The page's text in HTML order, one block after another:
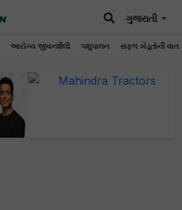
આરોગ્ય જીવનશૈલી પશુપાલન સફળ ખેડૂતોની વાત
ગુજરાતી